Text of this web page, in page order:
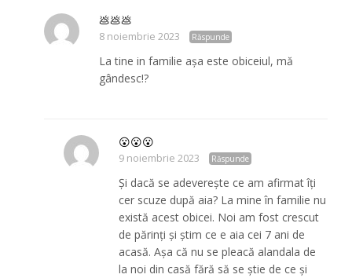
💩💩💩
8 noiembrie 2023 Răspunde
La tine in familie așa este obiceiul, mă
gândesc!?
😮😮😮
9 noiembrie 2023 Răspunde
Și dacă se adeverește ce am afirmat îți
cer scuze după aia? La mine în familie nu
există acest obicei. Noi am fost crescut
de părinți și știm ce e aia cei 7 ani de
acasă. Așa că nu se pleacă alandala de
la noi din casă fără să se știe de ce și